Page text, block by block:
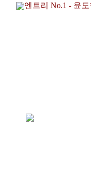
엔트리 No.1 - 윤